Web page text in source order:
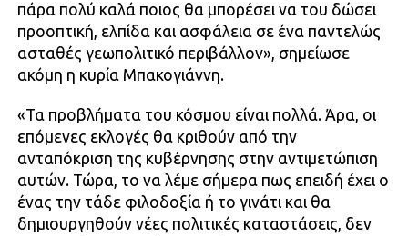
πάρα πολύ καλά ποιος θα μπορέσει να του δώσει
προοπτική, ελπίδα και ασφάλεια σε ένα παντελώς
ασταθές γεωπολιτικό περιβάλλον», σημείωσε
ακόμη η κυρία Μπακογιάννη.
«Τα προβλήματα του κόσμου είναι πολλά. Άρα, οι
επόμενες εκλογές θα κριθούν από την
ανταπόκριση της κυβέρνησης στην αντιμετώπιση
αυτών. Τώρα, το να λέμε σήμερα πως επειδή έχει ο
ένας την τάδε φιλοδοξία ή το γινάτι και θα
δημιουργηθούν νέες πολιτικές καταστάσεις, δεν